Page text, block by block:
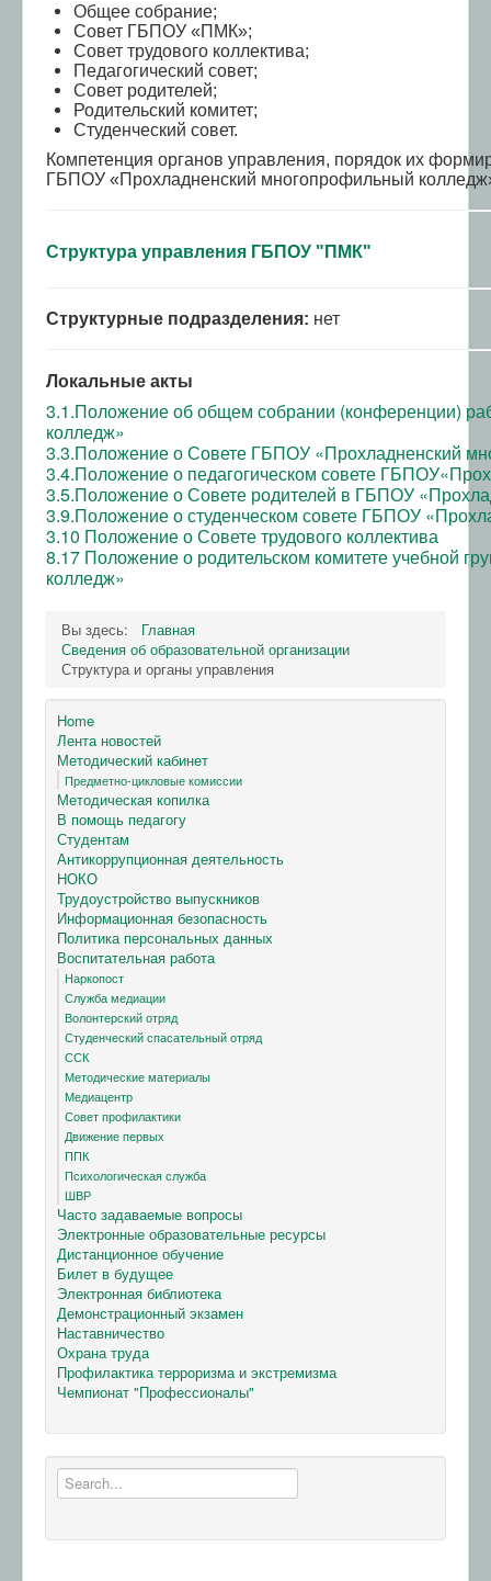
Общее собрание;
Совет ГБПОУ «ПМК»;
Совет трудового коллектива;
Педагогический совет;
Совет родителей;
Родительский комитет;
Студенческий совет.
Компетенция органов управления, порядок их
ГБПОУ «Прохладненский многопрофильный
Структура управления ГБПОУ "ПМК"
Структурные подразделения: нет
Локальные акты
3.1.Положение об общем собрании (конференции)
колледж»
3.3.Положение о Совете ГБПОУ «Прохладненский
3.4.Положение о педагогическом совете
3.5.Положение о Совете родителей в ГБПОУ
3.9.Положение о студенческом совете ГБПОУ
3.10 Положение о Совете трудового коллектива
8.17 Положение о родительском комитете учебной
колледж»
Вы здесь:
Главная
Сведения об образовательной организации
Структура и органы управления
Home
Лента новостей
Методический кабинет
Предметно-цикловые комиссии
Методическая копилка
В помощь педагогу
Студентам
Антикоррупционная деятельность
НОКО
Трудоустройство выпускников
Информационная безопасность
Политика персональных данных
Воспитательная работа
Наркопост
Служба медиации
Волонтерский отряд
Студенческий спасательный отряд
ССК
Методические материалы
Медиацентр
Совет профилактики
Движение первых
ППК
Психологическая служба
ШВР
Часто задаваемые вопросы
Электронные образовательные ресурсы
Дистанционное обучение
Билет в будущее
Электронная библиотека
Демонстрационный экзамен
Наставничество
Охрана труда
Профилактика терроризма и экстремизма
Чемпионат "Профессионалы"